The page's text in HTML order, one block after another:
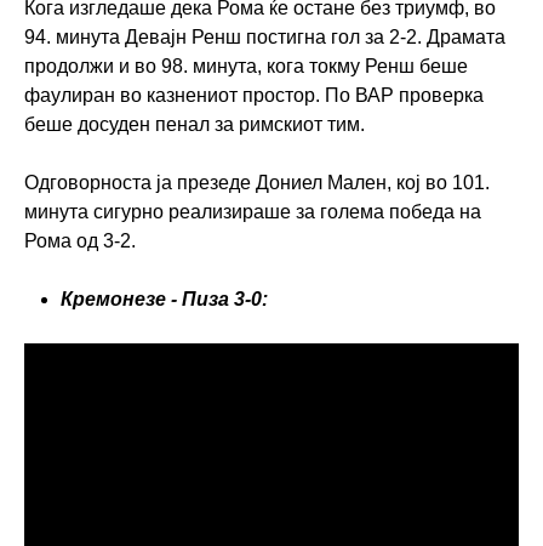
Кога изгледаше дека Рома ќе остане без триумф, во
94. минута Девајн Ренш постигна гол за 2-2. Драмата
продолжи и во 98. минута, кога токму Ренш беше
фаулиран во казнениот простор. По ВАР проверка
беше досуден пенал за римскиот тим.
Одговорноста ја презеде Дониел Мален, кој во 101.
минута сигурно реализираше за голема победа на
Рома од 3-2.
Кремонезе - Пиза 3-0: